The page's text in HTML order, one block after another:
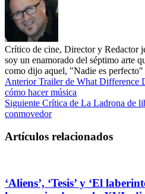
Crítico de cine, Director y Redactor
soy un enamorado del séptimo arte
como dijo aquel, "Nadie es perfecto"
AnteriorTrailer de What Difference
cómo hacer música
Siguiente Crítica de La Ladrona de
conmovedor
Artículos relacionados
‘Aliens’, ‘Tesis’ y ‘El